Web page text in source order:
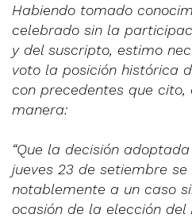
Habiendo tomado
celebrado sin la
y del suscripto, estimo
voto la posición histórica
con precedentes que cito,
manera:
“Que la decisión
jueves 23 de setiembre
notablemente a un caso
ocasión de la elección